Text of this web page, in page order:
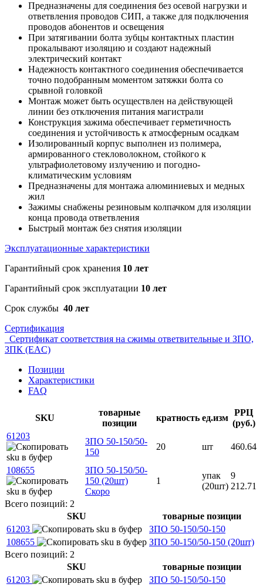
Предназначены для соединения без осевой нагрузки и
ответвления проводов СИП, а также для подключения
проводов абонентов и освещения
При затягивании болта зубцы контактных пластин
прокалывают изоляцию и создают надежный
электрический контакт
Надежность контактного соединения обеспечивается
точно подобранным моментом затяжки болта со
срывной головкой
Монтаж может быть осуществлен на действующей
линии без отключения питания магистрали
Конструкция зажима обеспечивает герметичность
соединения и устойчивость к атмосферным осадкам
Изолированный корпус выполнен из полимера,
армированного стекловолокном, стойкого к
ультрафиолетовому излучению и погодно-
климатическим условиям
Предназначены для монтажа алюминиевых и медных
жил
Зажимы снабжены резиновым колпачком для изоляции
конца провода ответвления
Быстрый монтаж без снятия изоляции
Эксплуатационные характеристики
Гарантийный срок хранения 10 лет
Гарантийный срок эксплуатации 10 лет
Срок службы 40 лет
Сертификация
Сертификат соответствия на сжимы ответвительные и ЗПО,
ЗПК (EAC)
Позиции
Характеристики
FAQ
SKU
товарные
позиции
кратность ед.изм
РРЦ
(руб.)
61203
ЗПО 50-150/50-
150
20 шт 460.64
108655
ЗПО 50-150/50-
150 (20шт)
Скоро
1
упак
(20шт)
9
212.71
Всего позиций: 2
SKU
товарные позиции
61203
ЗПО 50-150/50-150
108655
ЗПО 50-150/50-150 (20шт)
Всего позиций: 2
SKU
товарные позиции
61203
ЗПО 50-150/50-150